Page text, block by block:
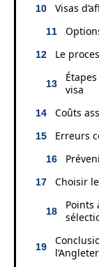
Visas
Le
visa
Coûts
Erreurs
Choisir
Points